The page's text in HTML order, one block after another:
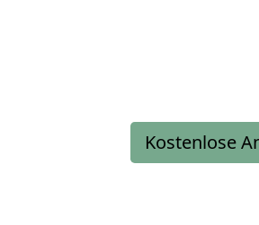
Kostenlose